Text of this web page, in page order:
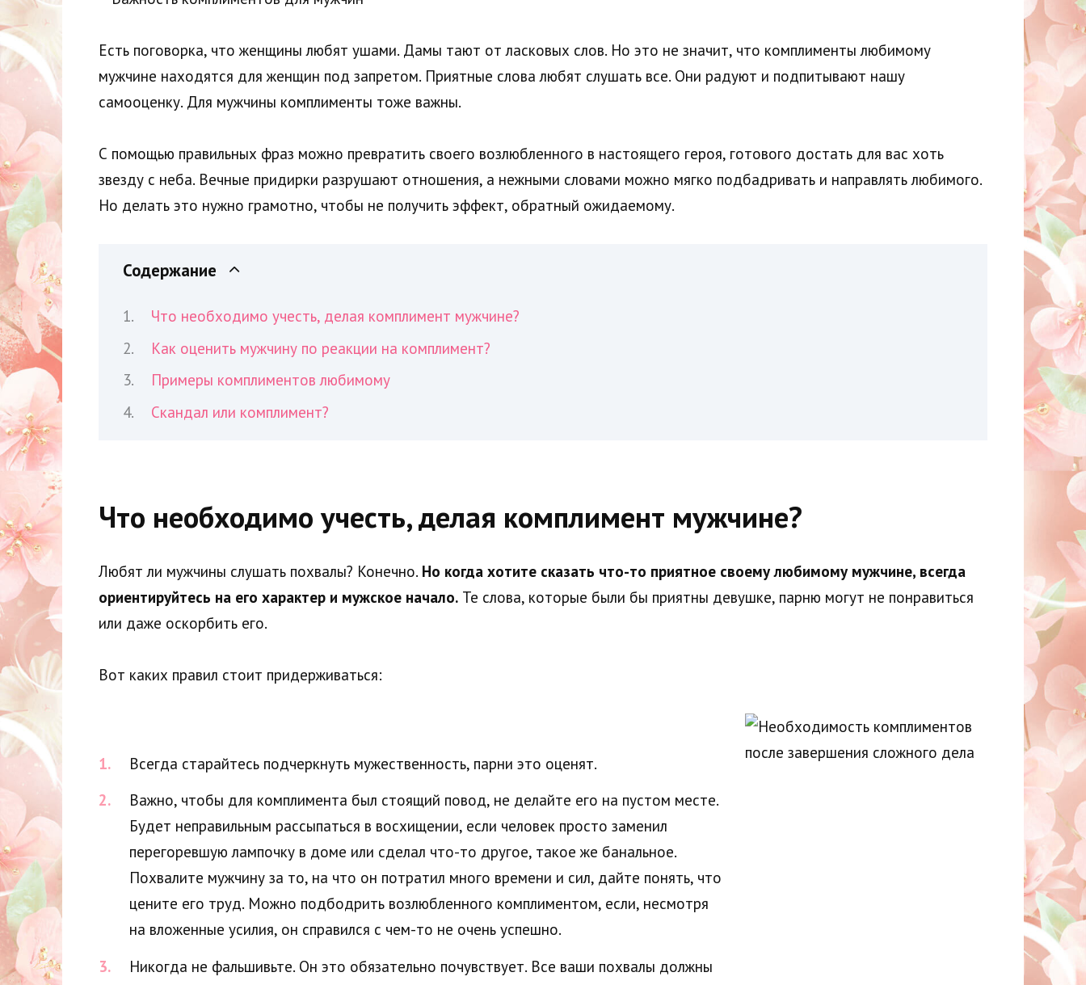
Есть поговорка, что женщины любят ушами. Дамы тают от ласковых слов. Но это не значит, что комплименты любимому
мужчине находятся для женщин под запретом. Приятные слова любят слушать все. Они радуют и подпитывают нашу
самооценку. Для мужчины комплименты тоже важны.
С помощью правильных фраз можно превратить своего возлюбленного в настоящего героя, готового достать для вас хоть
звезду с неба. Вечные придирки разрушают отношения, а нежными словами можно мягко подбадривать и направлять любимого.
Но делать это нужно грамотно, чтобы не получить эффект, обратный ожидаемому.
Содержание
Что необходимо учесть, делая комплимент мужчине?
Как оценить мужчину по реакции на комплимент?
Примеры комплиментов любимому
Скандал или комплимент?
Что необходимо учесть, делая комплимент мужчине?
Любят ли мужчины слушать похвалы? Конечно. Но когда хотите сказать что-то приятное своему любимому мужчине, всегда
ориентируйтесь на его характер и мужское начало. Те слова, которые были бы приятны девушке, парню могут не понравиться
или даже оскорбить его.
Вот каких правил стоит придерживаться:
Всегда старайтесь подчеркнуть мужественность, парни это оценят.
Важно, чтобы для комплимента был стоящий повод, не делайте его на пустом месте.
Будет неправильным рассыпаться в восхищении, если человек просто заменил
перегоревшую лампочку в доме или сделал что-то другое, такое же банальное.
Похвалите мужчину за то, на что он потратил много времени и сил, дайте понять, что
цените его труд. Можно подбодрить возлюбленного комплиментом, если, несмотря
на вложенные усилия, он справился с чем-то не очень успешно.
Никогда не фальшивьте. Он это обязательно почувствует. Все ваши похвалы должны